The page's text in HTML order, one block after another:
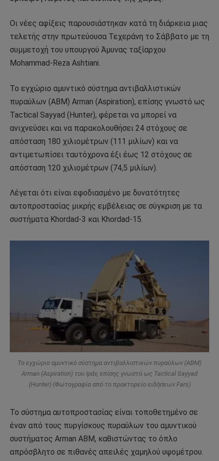
Οι νέες αφίξεις παρουσιάστηκαν κατά τη διάρκεια μιας
τελετής στην πρωτεύουσα Τεχεράνη το Σάββατο με τη
συμμετοχή του υπουργού Άμυνας ταξίαρχου
Mohammad-Reza Ashtiani.
Το εγχώριο αμυντικό σύστημα αντιβαλλιστικών
πυραύλων (ΑΒΜ) Arman (Aspiration), επίσης γνωστό ως
Tactical Sayyad (Hunter), φέρεται να μπορεί να
ανιχνεύσει και να παρακολουθήσει 24 στόχους σε
απόσταση 180 χιλιομέτρων (111 μιλίων) και να
αντιμετωπίσει ταυτόχρονα έξι έως 12 στόχους σε
απόσταση 120 χιλιομέτρων (74,5 μιλίων).
Λέγεται ότι είναι εφοδιασμένο με δυνατότητες
αυτοπροστασίας μικρής εμβέλειας σε σύγκριση με τα
συστήματα Khordad-3 και Khordad-15.
Το εγχώριο αμυντικό σύστημα αντιβαλλιστικών πυραύλων (ABM)
Arman (Aspiration) του Ιράν, επίσης γνωστό ως Tactical Sayyad
(Hunter) (Φωτογραφία από το πρακτορείο ειδήσεων Fars)
Το σύστημα αυτοπροστασίας είναι τοποθετημένο σε
έναν από τους πυργίσκους πυραύλων του αμυντικού
συστήματος Arman ABM, καθιστώντας το όπλο
απρόσβλητο σε πιθανές απειλές χαμηλού υψομέτρου.